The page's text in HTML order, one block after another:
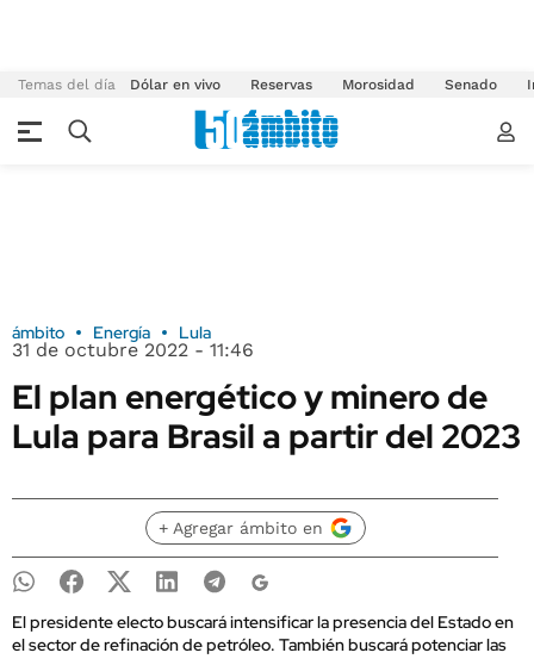
Temas del día Dólar en vivo Reservas Morosidad Senado
ámbito Energía Lula
31 de octubre 2022 - 11:46
El plan energético y minero de
Lula para Brasil a partir del 2023
+ Agregar ámbito en
El presidente electo buscará intensificar la presencia del Estado en
el sector de refinación de petróleo. También buscará potenciar las